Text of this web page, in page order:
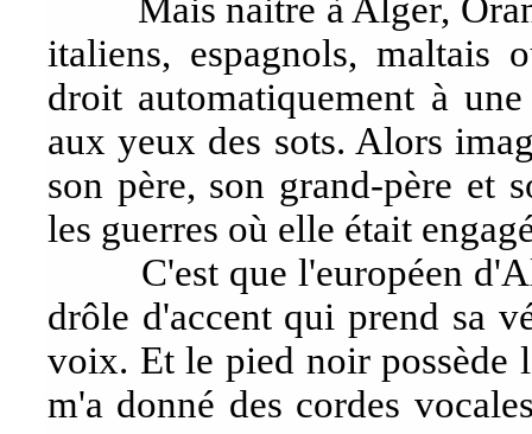
Mais naitre à Alger, Oran
italiens, espagnols, maltais
droit automatiquement à
aux yeux des sots. Alors
son père, son grand-père et
les guerres où elle était
C'est que l'européen
drôle d'accent qui prend sa
voix. Et le pied noir possède
m'a donné des cordes